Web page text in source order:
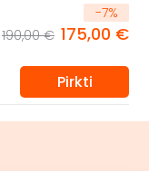
-7%
190,00 € 175,00 €
Pirkti